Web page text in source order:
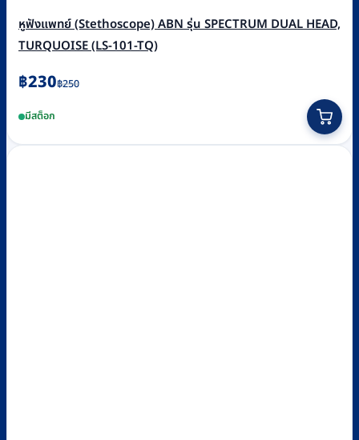
หูฟังแพทย์ (Stethoscope) ABN รุ่น SPECTRUM DUAL HEAD,
TURQUOISE (LS-101-TQ)
฿250
Original
was:
฿250.
฿230
Current
is:
฿230.
มีสต็อก